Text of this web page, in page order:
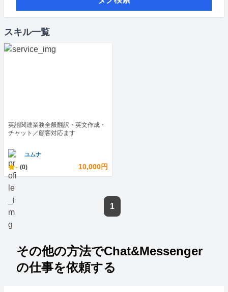
スキル一覧
英語関連業務全般翻訳・英文作成・
チャット／顧客対応ます
ユムナ
- (0) 10,000円
1
その他の方法でChat&Messenger
の仕事を依頼する